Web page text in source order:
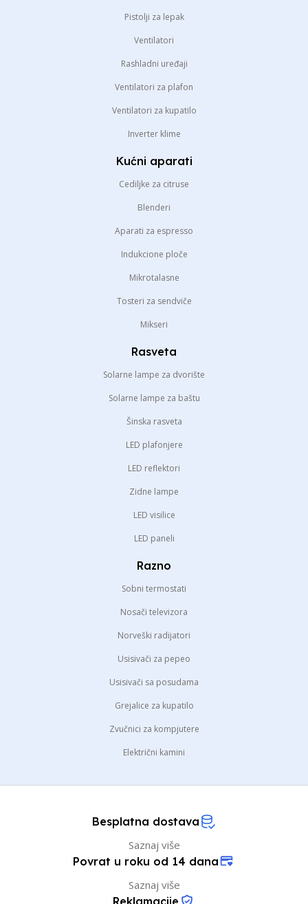
Pistolji za lepak
Ventilatori
Rashladni uređaji
Ventilatori za plafon
Ventilatori za kupatilo
Inverter klime
Kućni aparati
Cediljke za citruse
Blenderi
Aparati za espresso
Indukcione ploče
Mikrotalasne
Tosteri za sendviče
Mikseri
Rasveta
Solarne lampe za dvorište
Solarne lampe za baštu
Šinska rasveta
LED plafonjere
LED reflektori
Zidne lampe
LED visilice
LED paneli
Razno
Sobni termostati
Nosači televizora
Norveški radijatori
Usisivači za pepeo
Usisivači sa posudama
Grejalice za kupatilo
Zvučnici za kompjutere
Električni kamini
Besplatna dostava
Saznaj više
Povrat u roku od 14 dana
Saznaj više
Reklamacije